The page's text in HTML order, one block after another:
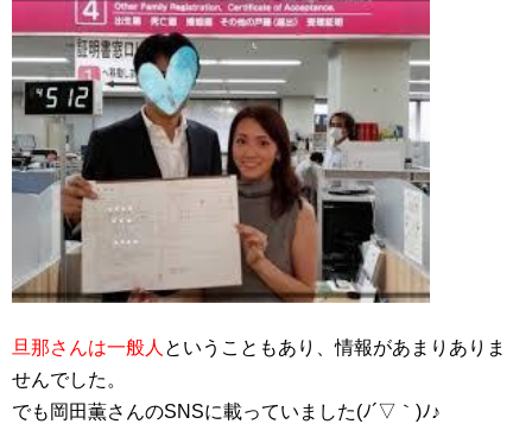
旦那さんは一般人 ということもあり、情報があまりありま
せんでした。
でも岡田薫さんのSNSに載っていました(ﾉ´▽｀)ﾉ♪